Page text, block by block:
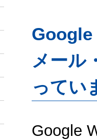
Google
メール
ってい
Google